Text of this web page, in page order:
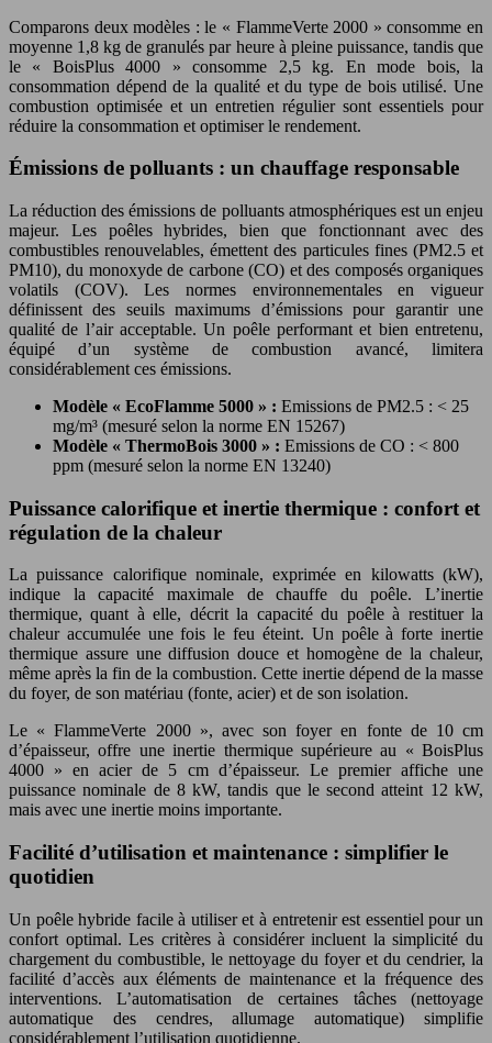
Comparons deux modèles : le « FlammeVerte 2000 » consomme en
moyenne 1,8 kg de granulés par heure à pleine puissance, tandis que
le « BoisPlus 4000 » consomme 2,5 kg. En mode bois, la
consommation dépend de la qualité et du type de bois utilisé. Une
combustion optimisée et un entretien régulier sont essentiels pour
réduire la consommation et optimiser le rendement.
Émissions de polluants : un chauffage responsable
La réduction des émissions de polluants atmosphériques est un enjeu
majeur. Les poêles hybrides, bien que fonctionnant avec des
combustibles renouvelables, émettent des particules fines (PM2.5 et
PM10), du monoxyde de carbone (CO) et des composés organiques
volatils (COV). Les normes environnementales en vigueur
définissent des seuils maximums d’émissions pour garantir une
qualité de l’air acceptable. Un poêle performant et bien entretenu,
équipé d’un système de combustion avancé, limitera
considérablement ces émissions.
Modèle « EcoFlamme 5000 » : Emissions de PM2.5 : < 25
mg/m³ (mesuré selon la norme EN 15267)
Modèle « ThermoBois 3000 » : Emissions de CO : < 800
ppm (mesuré selon la norme EN 13240)
Puissance calorifique et inertie thermique : confort et
régulation de la chaleur
La puissance calorifique nominale, exprimée en kilowatts (kW),
indique la capacité maximale de chauffe du poêle. L’inertie
thermique, quant à elle, décrit la capacité du poêle à restituer la
chaleur accumulée une fois le feu éteint. Un poêle à forte inertie
thermique assure une diffusion douce et homogène de la chaleur,
même après la fin de la combustion. Cette inertie dépend de la masse
du foyer, de son matériau (fonte, acier) et de son isolation.
Le « FlammeVerte 2000 », avec son foyer en fonte de 10 cm
d’épaisseur, offre une inertie thermique supérieure au « BoisPlus
4000 » en acier de 5 cm d’épaisseur. Le premier affiche une
puissance nominale de 8 kW, tandis que le second atteint 12 kW,
mais avec une inertie moins importante.
Facilité d’utilisation et maintenance : simplifier le
quotidien
Un poêle hybride facile à utiliser et à entretenir est essentiel pour un
confort optimal. Les critères à considérer incluent la simplicité du
chargement du combustible, le nettoyage du foyer et du cendrier, la
facilité d’accès aux éléments de maintenance et la fréquence des
interventions. L’automatisation de certaines tâches (nettoyage
automatique des cendres, allumage automatique) simplifie
considérablement l’utilisation quotidienne.